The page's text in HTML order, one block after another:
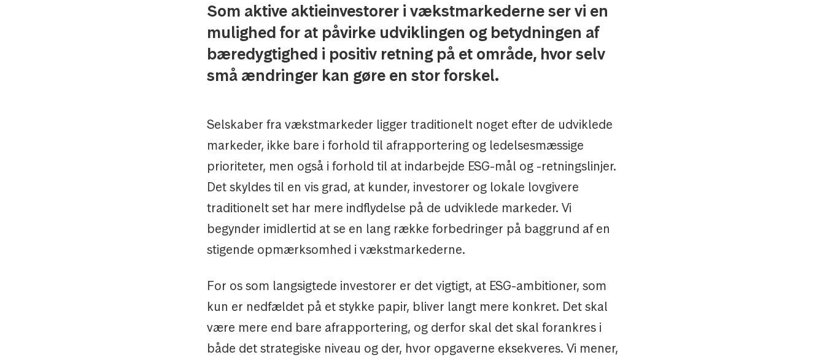
Som aktive aktieinvestorer i vækstmarkederne ser vi en
mulighed for at påvirke udviklingen og betydningen af
bæredygtighed i positiv retning på et område, hvor selv
små ændringer kan gøre en stor forskel.
Selskaber fra vækstmarkeder ligger traditionelt noget efter de udviklede
markeder, ikke bare i forhold til afrapportering og ledelsesmæssige
prioriteter, men også i forhold til at indarbejde ESG-mål og -retningslinjer.
Det skyldes til en vis grad, at kunder, investorer og lokale lovgivere
traditionelt set har mere indflydelse på de udviklede markeder. Vi
begynder imidlertid at se en lang række forbedringer på baggrund af en
stigende opmærksomhed i vækstmarkederne.
For os som langsigtede investorer er det vigtigt, at ESG-ambitioner, som
kun er nedfældet på et stykke papir, bliver langt mere konkret. Det skal
være mere end bare afrapportering, og derfor skal det skal forankres i
både det strategiske niveau og der, hvor opgaverne eksekveres. Vi mener,